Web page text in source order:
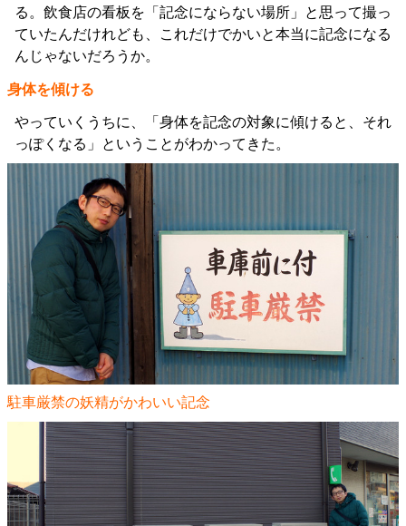
る。飲食店の看板を「記念にならない場所」と思って撮っ
ていたんだけれども、これだけでかいと本当に記念になる
んじゃないだろうか。
身体を傾ける
やっていくうちに、「身体を記念の対象に傾けると、それ
っぽくなる」ということがわかってきた。
駐車厳禁の妖精がかわいい記念